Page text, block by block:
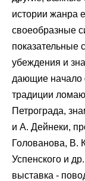
истории жанра
своеобразные
показательные
убеждения и
дающие начало
традиции
Петрограда,
и А. Дейнеки,
Голованова, В.
Успенского и
выставка -